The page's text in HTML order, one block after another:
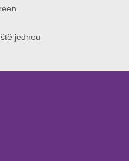
jednou